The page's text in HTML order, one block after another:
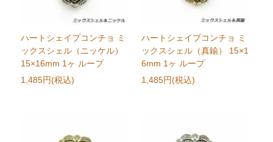
ハートシェイプコンチョ ミ
ックスシェル（ニッケル）
15×16mm 1ヶ ループ
1,485円(税込)
ハートシェイプコンチョ ミ
ックスシェル（真鍮） 15×1
6mm 1ヶ ループ
1,485円(税込)